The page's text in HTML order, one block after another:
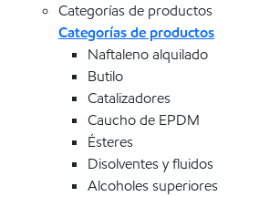
Categorías de productos
Categorías de productos
Naftaleno alquilado
Butilo
Catalizadores
Caucho de EPDM
Ésteres
Disolventes y fluidos
Alcoholes superiores